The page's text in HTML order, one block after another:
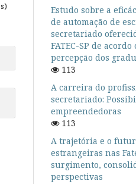
Estudo sobre a
de automação de
secretariado
FATEC-SP de acordo
percepção dos
113
A carreira do
secretariado:
empreendedoras
113
A trajetória e o
estrangeiras nas
surgimento,
perspectivas